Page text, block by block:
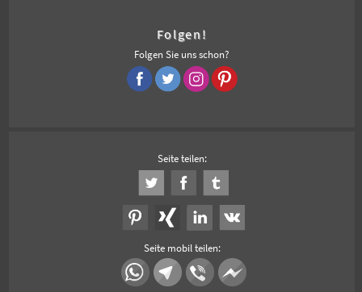
Folgen!
Folgen Sie uns schon?
Seite teilen:
Seite mobil teilen: